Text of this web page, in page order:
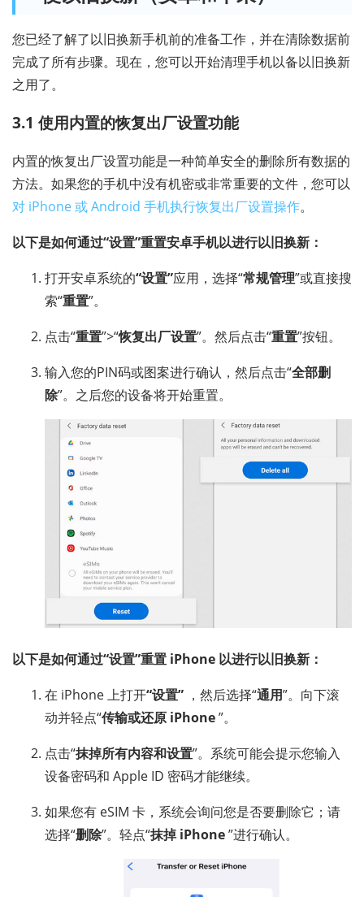
您已经了解了以旧换新手机前的准备工作，并在清除数据前
完成了所有步骤。现在，您可以开始清理手机以备以旧换新
之用了。
3.1 使用内置的恢复出厂设置功能
内置的恢复出厂设置功能是一种简单安全的删除所有数据的
方法。如果您的手机中没有机密或非常重要的文件，您可以
对 iPhone 或 Android 手机执行恢复出厂设置操作。
以下是如何通过“设置”重置安卓手机以进行以旧换新：
打开安卓系统的“设置”应用，选择“常规管理”或直接搜
索“重置”。
点击“重置”>“恢复出厂设置”。然后点击“重置”按钮。
输入您的PIN码或图案进行确认，然后点击“全部删
除”。之后您的设备将开始重置。
以下是如何通过“设置”重置 iPhone 以进行以旧换新：
在 iPhone 上打开“设置” ，然后选择“通用”。向下滚
动并轻点“传输或还原 iPhone”。
点击“抹掉所有内容和设置”。系统可能会提示您输入
设备密码和 Apple ID 密码才能继续。
如果您有 eSIM 卡，系统会询问您是否要删除它；请
选择“删除”。轻点“抹掉 iPhone”进行确认。